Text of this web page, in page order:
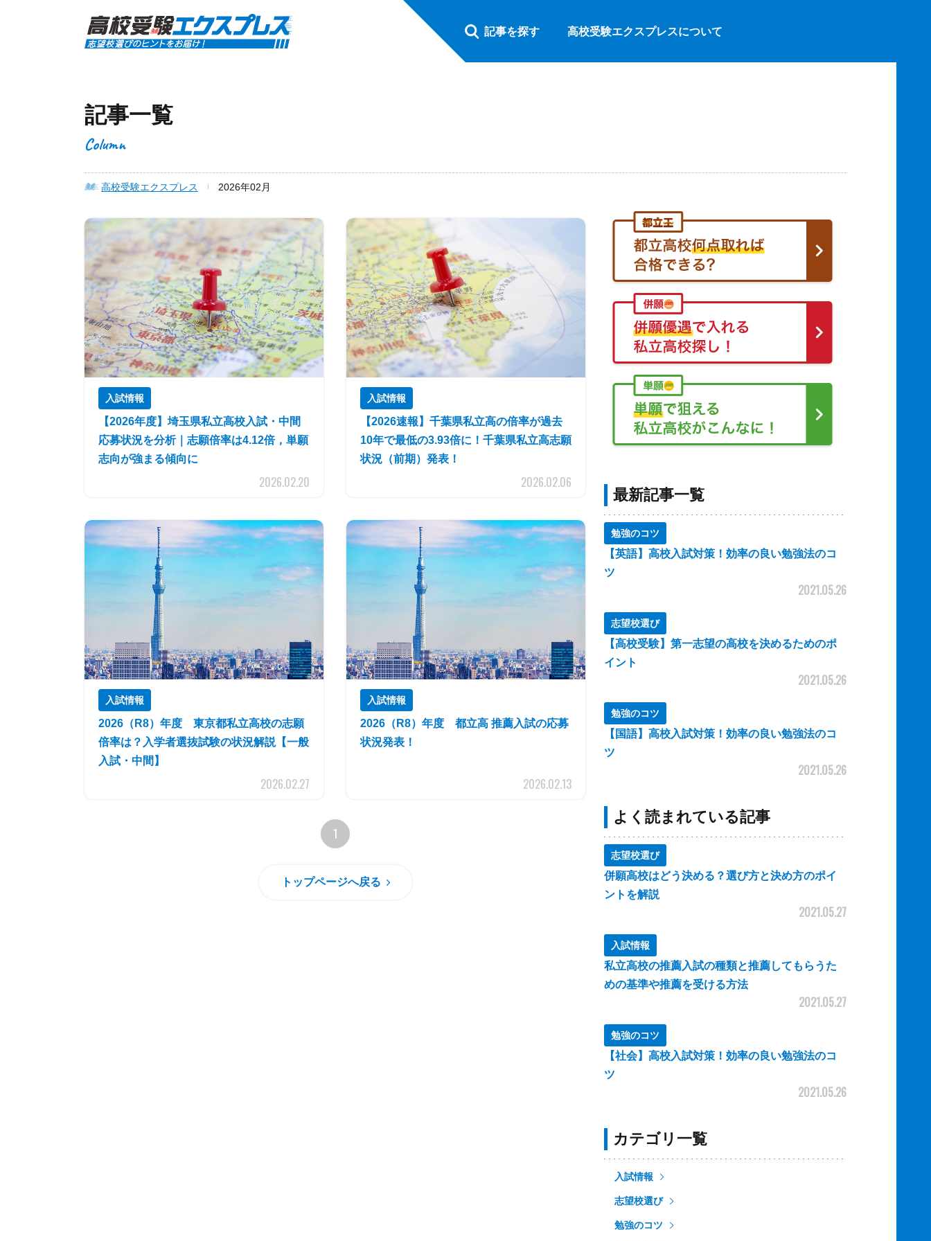
記事を探す 高校受験エクスプレスについて
記事一覧
Column
高校受験エクスプレス 2026年02月
入試情報
【2026年度】埼玉県私立高校入試・中間
応募状況を分析｜志願倍率は4.12倍，単願
志向が強まる傾向に
2026.02.20
入試情報
【2026速報】千葉県私立高の倍率が過去
10年で最低の3.93倍に！千葉県私立高志願
状況（前期）発表！
2026.02.06
入試情報
2026（R8）年度 東京都私立高校の志願
倍率は？入学者選抜試験の状況解説【一般
入試・中間】
2026.02.27
入試情報
2026（R8）年度 都立高 推薦入試の応募
状況発表！
2026.02.13
1
トップページへ戻る
最新記事一覧
勉強のコツ
【英語】高校入試対策！効率の良い勉強法のコ
ツ
2021.05.26
志望校選び
【高校受験】第一志望の高校を決めるためのポ
イント
2021.05.26
勉強のコツ
【国語】高校入試対策！効率の良い勉強法のコ
ツ
2021.05.26
よく読まれている記事
志望校選び
併願高校はどう決める？選び方と決め方のポイ
ントを解説
2021.05.27
入試情報
私立高校の推薦入試の種類と推薦してもらうた
めの基準や推薦を受ける方法
2021.05.27
勉強のコツ
【社会】高校入試対策！効率の良い勉強法のコ
ツ
2021.05.26
カテゴリ一覧
入試情報
志望校選び
勉強のコツ